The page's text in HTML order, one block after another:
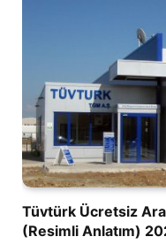
Tüvtürk Ücretsiz
(Resimli Anlatım)